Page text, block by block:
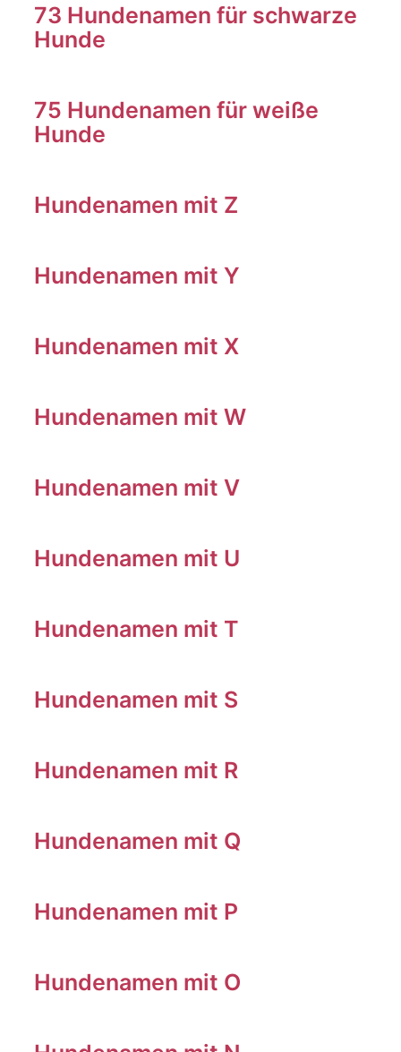
73 Hundenamen für schwarze
Hunde
75 Hundenamen für weiße
Hunde
Hundenamen mit Z
Hundenamen mit Y
Hundenamen mit X
Hundenamen mit W
Hundenamen mit V
Hundenamen mit U
Hundenamen mit T
Hundenamen mit S
Hundenamen mit R
Hundenamen mit Q
Hundenamen mit P
Hundenamen mit O